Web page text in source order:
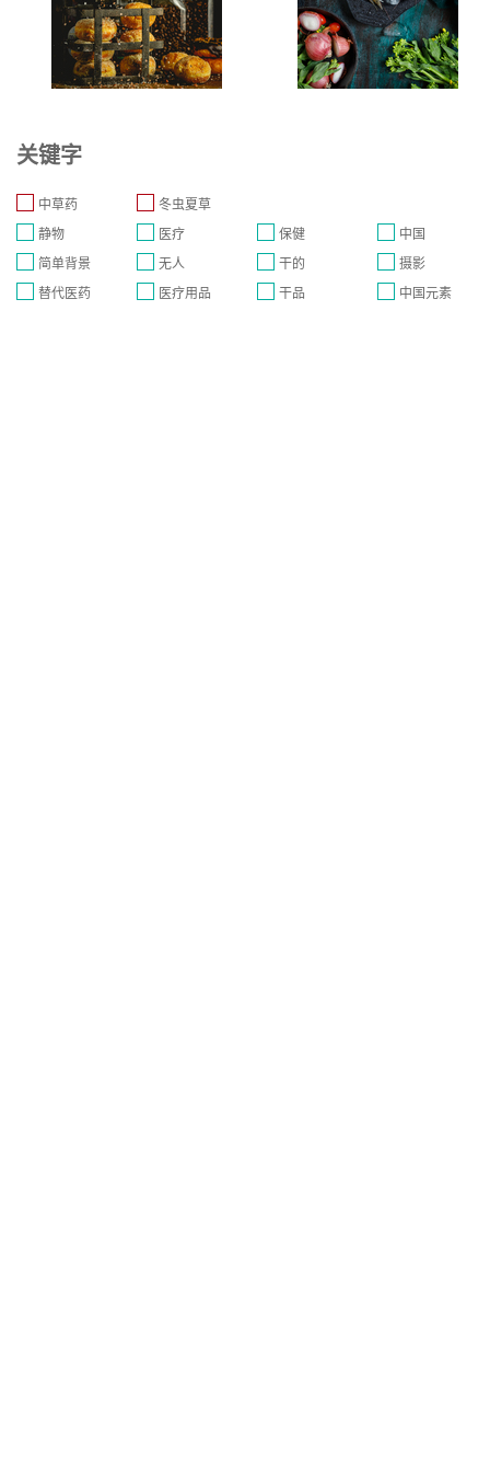
关键字
中草药
冬虫夏草
静物
医疗 保健
中国
简单背景
无人 干的
摄影
替代医药
医疗用品 干品 中国元素